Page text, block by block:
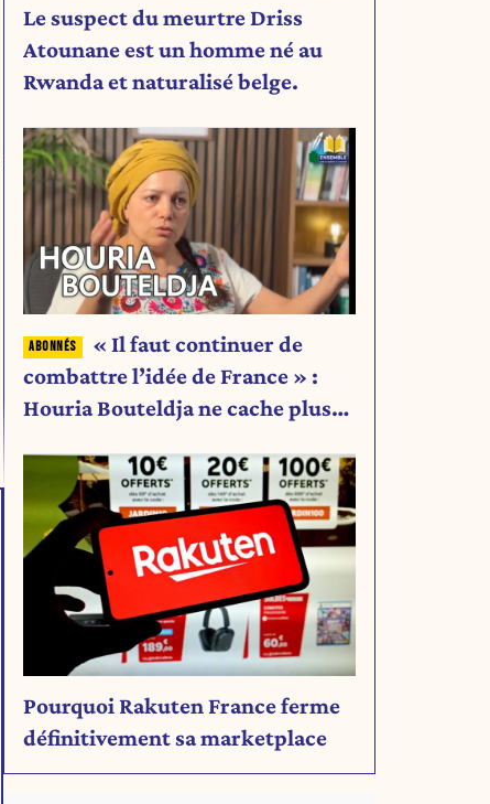
Le suspect du meurtre Driss
Atounane est un homme né au
Rwanda et naturalisé belge.
« Il faut continuer de
combattre l’idée de France » :
Houria Bouteldja ne cache plus
Pourquoi Rakuten France ferme
définitivement sa marketplace